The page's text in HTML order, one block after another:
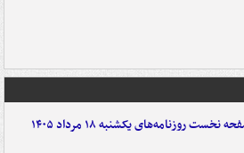
نخست روزنامه‌های یکشنبه ۱۸ مرداد ۱۴۰۵